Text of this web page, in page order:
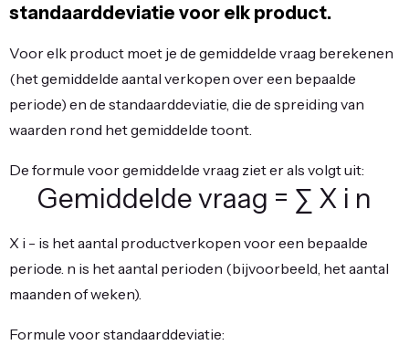
standaarddeviatie voor elk product.
Voor elk product moet je de gemiddelde vraag berekenen
(het gemiddelde aantal verkopen over een bepaalde
periode) en de standaarddeviatie, die de spreiding van
waarden rond het gemiddelde toont.
De formule voor gemiddelde vraag ziet er als volgt uit:
Gemiddelde vraag = ∑ X i n
X i - is het aantal productverkopen voor een bepaalde
periode. n is het aantal perioden (bijvoorbeeld, het aantal
maanden of weken).
Formule voor standaarddeviatie: